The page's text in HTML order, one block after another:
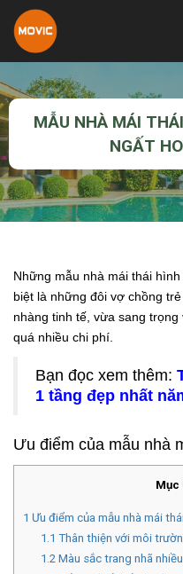
MẪU NHÀ MÁI
NGẤT
Những mẫu nhà mái thái
biệt là những đôi vợ chồng
nhàng tinh tế, vừa sang
quá nhiều chi phí.
Bạn đọc xem thêm:
1 tầng đẹp nhất
Ưu điểm của mẫu nhà
Mục
1 Ưu điểm của mẫu nhà mái
1.1 Thân thiện với môi
1.2Màu sắc trang nhã